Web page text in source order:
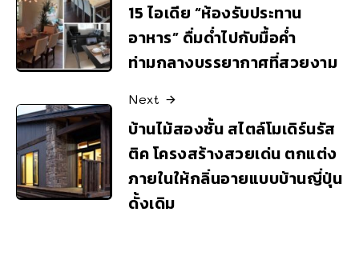
15 ไอเดีย “ห้องรับประทาน
อาหาร” ดื่มด่ำไปกับมื้อค่ำ
ท่ามกลางบรรยากาศที่สวยงาม
Next
บ้านไม้สองชั้น สไตล์โมเดิร์นรัส
ติค โครงสร้างสวยเด่น ตกแต่ง
ภายในให้กลิ่นอายแบบบ้านญี่ปุ่น
ดั้งเดิม